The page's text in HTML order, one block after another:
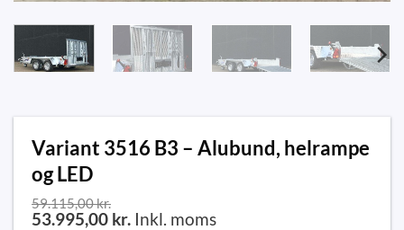
Variant 3516 B3 – Alubund, helrampe
og LED
59.115,00kr.
53.995,00 kr. Inkl. moms